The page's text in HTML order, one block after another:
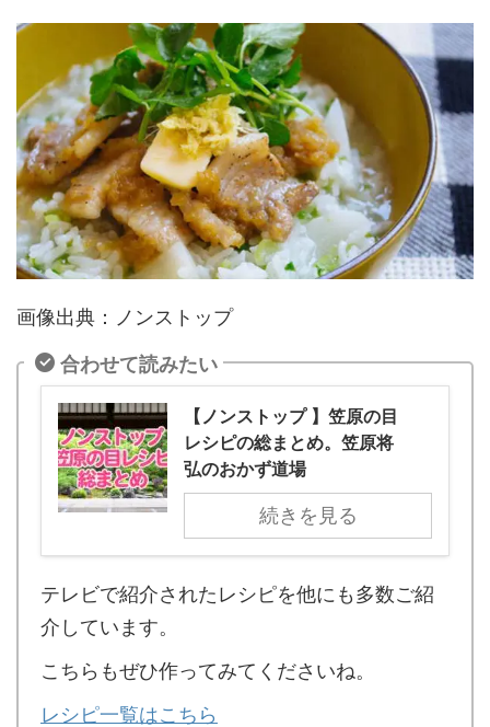
画像出典：ノンストップ
合わせて読みたい
【ノンストップ 】笠原の目
レシピの総まとめ。笠原将
弘のおかず道場
続きを見る
テレビで紹介されたレシピを他にも多数ご紹
介しています。
こちらもぜひ作ってみてくださいね。
レシピ一覧はこちら